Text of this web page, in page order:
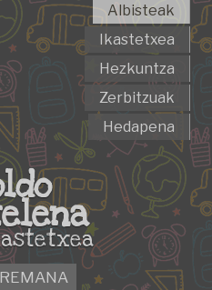
Albisteak
Ikastetxea
Hezkuntza
Zerbitzuak
Hedapena